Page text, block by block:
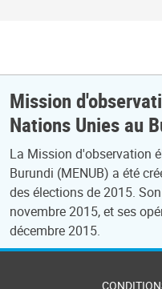
Mission
Nations Unies au
La Mission d'observation
Burundi (MENUB) a été
des élections de 2015.
novembre 2015, et ses
décembre 2015.